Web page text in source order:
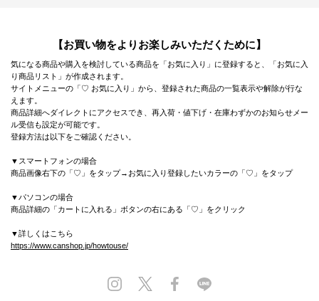
【お買い物をよりお楽しみいただくために】
気になる商品や購入を検討している商品を「お気に入り」に登録すると、「お気に入
り商品リスト」が作成されます。
サイトメニューの「♡ お気に入り」から、登録された商品の一覧表示や解除が行な
えます。
商品詳細へダイレクトにアクセスでき、再入荷・値下げ・在庫わずかのお知らせメー
ル受信も設定が可能です。
登録方法は以下をご確認ください。
▼スマートフォンの場合
商品画像右下の「♡」をタップ→お気に入り登録したいカラーの「♡」をタップ
▼パソコンの場合
商品詳細の「カートに入れる」ボタンの右にある「♡」をクリック
▼詳しくはこちら
https://www.canshop.jp/howtouse/